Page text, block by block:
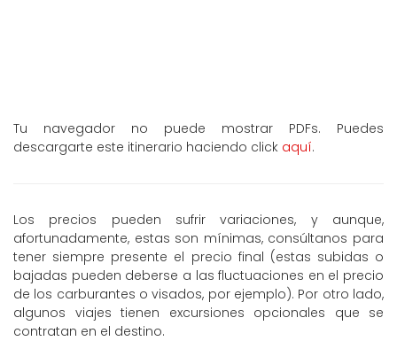
Tu navegador no puede mostrar PDFs. Puedes
descargarte este itinerario haciendo click aquí.
Los precios pueden sufrir variaciones, y aunque,
afortunadamente, estas son mínimas, consúltanos para
tener siempre presente el precio final (estas subidas o
bajadas pueden deberse a las fluctuaciones en el precio
de los carburantes o visados, por ejemplo). Por otro lado,
algunos viajes tienen excursiones opcionales que se
contratan en el destino.